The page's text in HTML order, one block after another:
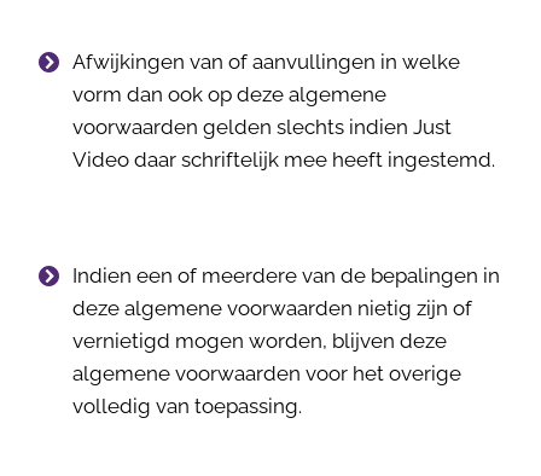
Afwijkingen van of aanvullingen in welke
vorm dan ook op deze algemene
voorwaarden gelden slechts indien Just
Video daar schriftelijk mee heeft ingestemd.
Indien een of meerdere van de bepalingen in
deze algemene voorwaarden nietig zijn of
vernietigd mogen worden, blijven deze
algemene voorwaarden voor het overige
volledig van toepassing.